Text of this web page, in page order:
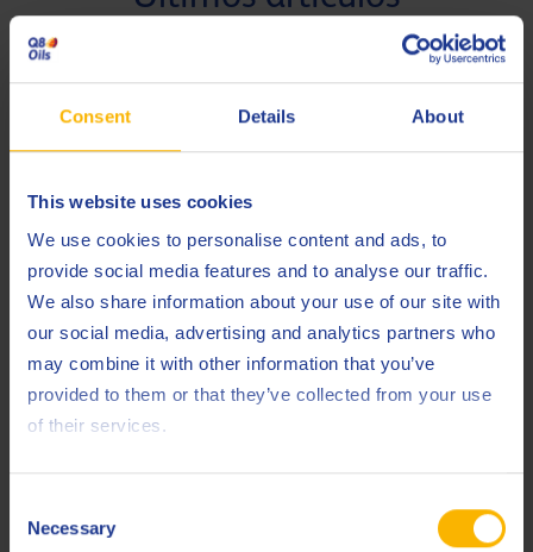
Consent Details About
This website uses cookies
We use cookies to personalise content and ads, to
provide social media features and to analyse our traffic.
We also share information about your use of our site with
our social media, advertising and analytics partners who
may combine it with other information that you’ve
provided to them or that they’ve collected from your use
of their services.
Selection
Necessary
Por qué los fluidos de laminación a medida